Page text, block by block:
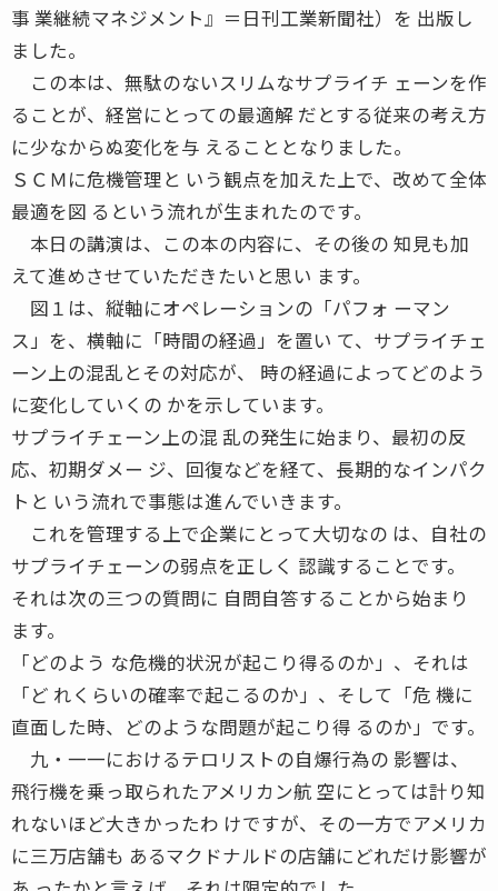
事 業継続マネジメント』＝日刊工業新聞社）を 出版し
ました。
この本は、無駄のないスリムなサプライチ ェーンを作
ることが、経営にとっての最適解 だとする従来の考え方
に少なからぬ変化を与 えることとなりました。
ＳＣＭに危機管理と いう観点を加えた上で、改めて全体
最適を図 るという流れが生まれたのです。
本日の講演は、この本の内容に、その後の 知見も加
えて進めさせていただきたいと思い ます。
図１は、縦軸にオペレーションの「パフォ ーマン
ス」を、横軸に「時間の経過」を置い て、サプライチェ
ーン上の混乱とその対応が、 時の経過によってどのよう
に変化していくの かを示しています。
サプライチェーン上の混 乱の発生に始まり、最初の反
応、初期ダメー ジ、回復などを経て、長期的なインパク
トと いう流れで事態は進んでいきます。
これを管理する上で企業にとって大切なの は、自社の
サプライチェーンの弱点を正しく 認識することです。
それは次の三つの質問に 自問自答することから始まり
ます。
「どのよう な危機的状況が起こり得るのか」、それは
「ど れくらいの確率で起こるのか」、そして「危 機に
直面した時、どのような問題が起こり得 るのか」です。
九・一一におけるテロリストの自爆行為の 影響は、
飛行機を乗っ取られたアメリカン航 空にとっては計り知
れないほど大きかったわ けですが、その一方でアメリカ
に三万店舗も あるマクドナルドの店舗にどれだけ影響が